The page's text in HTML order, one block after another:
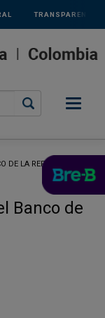
TRANSPARENCIA
DE LA REPÚBLICA
Banco de